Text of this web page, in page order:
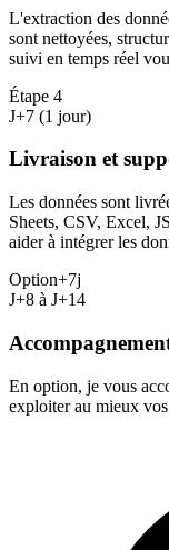
L'extraction des
sont nettoyées,
suivi en temps réel
Étape 4
J+7 (1 jour)
Livraison et
Les données sont
Sheets, CSV, Excel,
aider à intégrer les
Option+7j
J+8 à J+14
En option, je vous
exploiter au mieux